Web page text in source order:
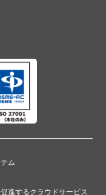
ム
進するクラウドサービス